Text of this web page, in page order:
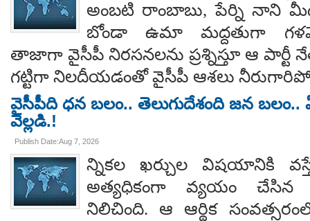
అంబటి రాంబాబు, పేర్ని నాని
బోండా ఉమా మద్దతుగా
తాజాగా వైసీపీ నిరసనలను ప్రశ్నిస్తూ ఆ
గట్టిగా నిలదీయడంతో వైసీపీ ఆశలు
వైసీపీది ధన బలం.. తెలుగుదేశంది జన
వెల్లడి.!
Publish Date:Aug 7, 2026
న్నికల ఖర్చుల విషయానికి
అత్యధికంగా వ్యయం చేసిన
నిలిచింది. ఆ ఆర్థిక